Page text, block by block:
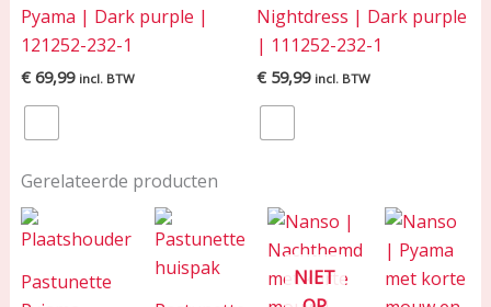
Pyama | Dark purple |
121252-232-1
€69,99 incl. BTW
Nightdress | Dark purple
| 111252-232-1
€ 59,99 incl. BTW
Gerelateerde producten
Pastunette
NIET